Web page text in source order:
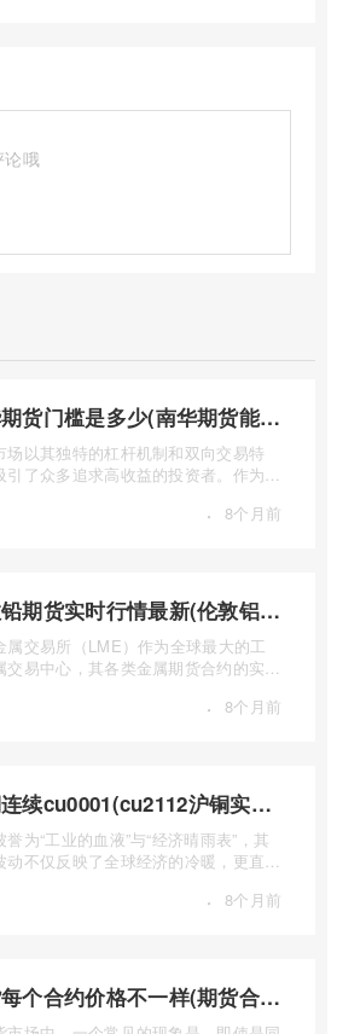
论哦
南华期货门槛是多少(南华期货能做国际期货吗)
场以其独特的杠杆机制和双向交易特
引了众多追求高收益的投资者。作为中
· 8个月前
伦敦铅期货实时行情最新(伦敦铝锡期货实时行情)
属交易所（LME）作为全球最大的工
交易中心，其各类金属期货合约的实时
· 8个月前
沪铜连续cu0001(cu2112沪铜实时行情)
誉为“工业的血液”与“经济晴雨表”，其
动不仅反映了全球经济的冷暖，更直接
· 8个月前
期货每个合约价格不一样(期货合约之间的价格差)